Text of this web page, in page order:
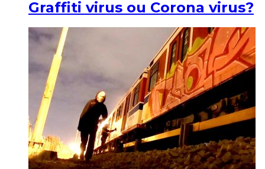
Graffiti virus ou Corona virus?